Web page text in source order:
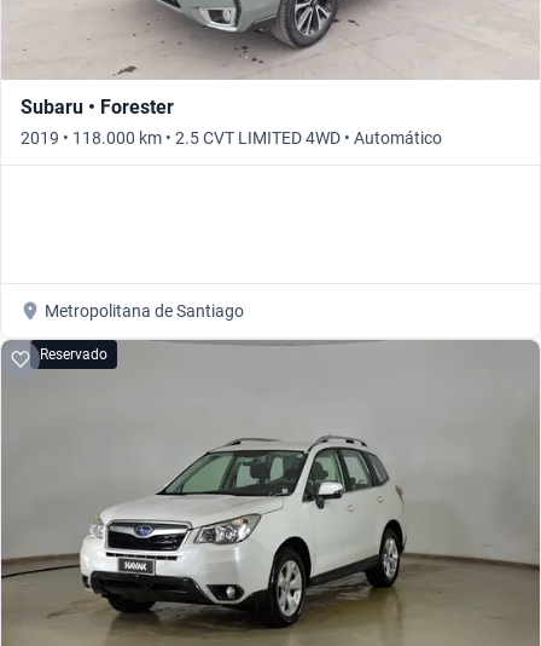
Subaru • Forester
2019 • 118.000 km • 2.5 CVT LIMITED 4WD • Automático
Metropolitana de Santiago
Reservado